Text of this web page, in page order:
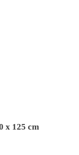
x 125 cm